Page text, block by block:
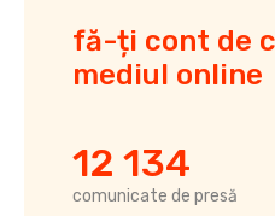
fă-ți cont de
mediul online
12 134
comunicate de presă